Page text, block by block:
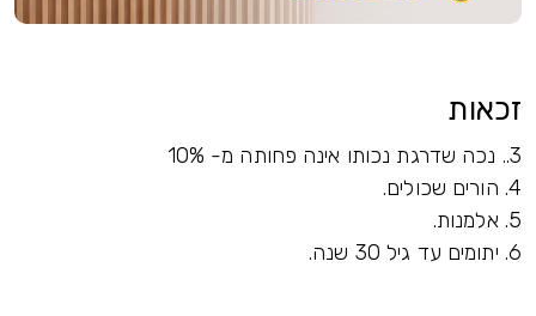
זכאות
3.. נכה שדרגת נכותו אינה פחותה מ- 10%
4. הורים שכולים.
5. אלמנות.
6. יתומים עד גיל 30 שנה.